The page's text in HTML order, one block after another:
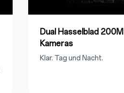
Dual Hasselblad
Kameras
Klar. Tag und Nacht.